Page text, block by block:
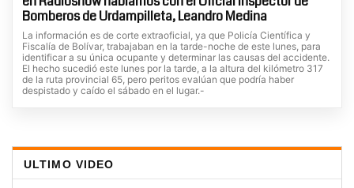
Bomberos de Urdampilleta, Leandro Medina
La información es de corte extraoficial, ya que Policía Científica y
Fiscalía de Bolívar, trabajaban en la tarde-noche de este lunes, para
identificar a su única ocupante y determinar las causas del accidente.
El hecho sucedió este lunes por la tarde, a la altura del kilómetro 317
de la ruta provincial 65, pero peritos evalúan que podría haber
despistado y caído el sábado en el lugar.-
ULTIMO VIDEO